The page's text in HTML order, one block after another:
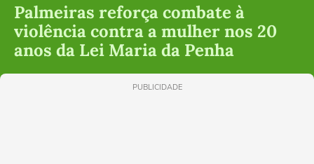
Palmeiras reforça combate à
violência contra a mulher nos 20
anos da Lei Maria da Penha
PUBLICIDADE